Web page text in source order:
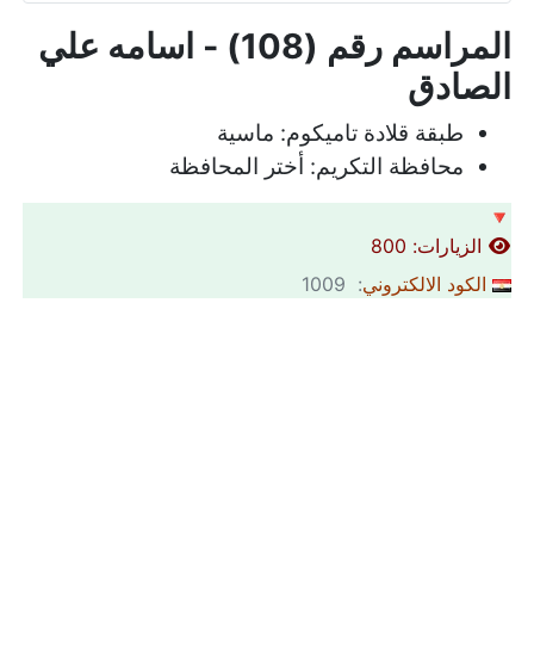
المراسم رقم (108) - اسامه علي
الصادق
طبقة قلادة تاميكوم: ماسية
محافظة التكريم: أختر المحافظة
🔻
الزيارات: 800
الكود الالكتروني: 1009